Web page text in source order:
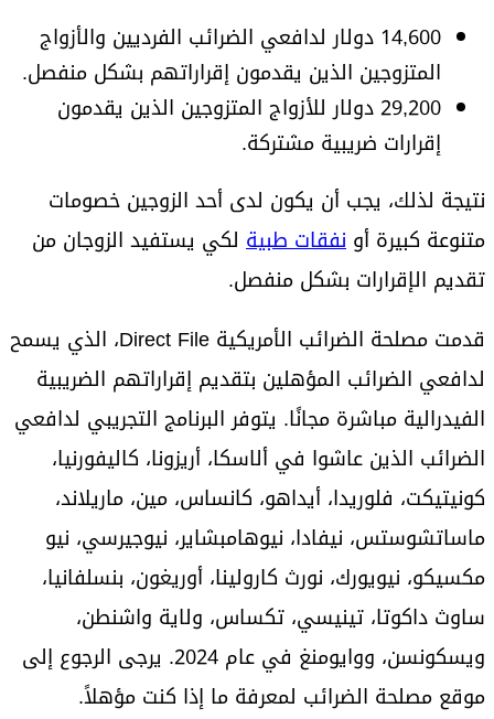
14,600 دولار لدافعي الضرائب الفرديين والأزواج
المتزوجين الذين يقدمون إقراراتهم بشكل منفصل.
29,200 دولار للأزواج المتزوجين الذين يقدمون
إقرارات ضريبية مشتركة.
نتيجة لذلك، يجب أن يكون لدى أحد الزوجين خصومات
متنوعة كبيرة أو نفقات طبية لكي يستفيد الزوجان من
تقديم الإقرارات بشكل منفصل.
قدمت مصلحة الضرائب الأمريكية Direct File، الذي يسمح
لدافعي الضرائب المؤهلين بتقديم إقراراتهم الضريبية
الفيدرالية مباشرة مجانًا. يتوفر البرنامج التجريبي لدافعي
الضرائب الذين عاشوا في ألاسكا، أريزونا، كاليفورنيا،
كونيتيكت، فلوريدا، أيداهو، كانساس، مين، ماريلاند،
ماساتشوستس، نيفادا، نيوهامبشاير، نيوجيرسي، نيو
مكسيكو، نيويورك، نورث كارولينا، أوريغون، بنسلفانيا،
ساوث داكوتا، تينيسي، تكساس، ولاية واشنطن،
ويسكونسن، ووايومنغ في عام 2024. يرجى الرجوع إلى
موقع مصلحة الضرائب لمعرفة ما إذا كنت مؤهلاً.